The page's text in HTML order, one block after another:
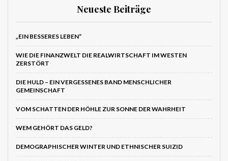
Neueste Beiträge
„EIN BESSERES LEBEN“
WIE DIE FINANZWELT DIE REALWIRTSCHAFT IM WESTEN
ZERSTÖRT
DIE HULD – EIN VERGESSENES BAND MENSCHLICHER
GEMEINSCHAFT
VOM SCHATTEN DER HÖHLE ZUR SONNE DER WAHRHEIT
WEM GEHÖRT DAS GELD?
DEMOGRAPHISCHER WINTER UND ETHNISCHER SUIZID